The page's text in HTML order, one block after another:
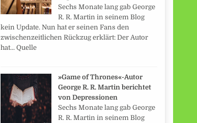
Sechs Monate lang gab George
R. R. Martin in seinem Blog
kein Update. Nun hat er seinen Fans den
zwischenzeitlichen Rückzug erklärt: Der Autor
hat... Quelle
»Game of Thrones«-Autor
George R. R. Martin berichtet
von Depressionen
Sechs Monate lang gab George
R. R. Martin in seinem Blog